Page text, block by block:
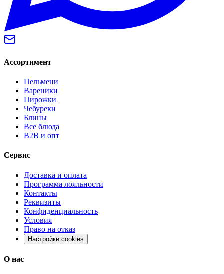
Ассортимент
Пельмени
Вареники
Пирожки
Чебуреки
Блины
Все блюда
B2B и опт
Сервис
Доставка и оплата
Программа лояльности
Контакты
Реквизиты
Конфиденциальность
Условия
Право на отказ
Настройки cookies
О нас